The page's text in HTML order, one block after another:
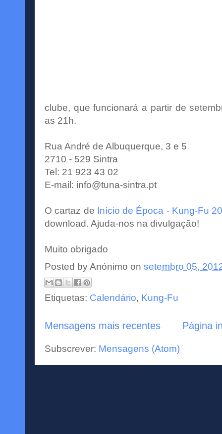
clube, que funcionará a partir de
as 21h.
Rua André de Albuquerque, 3 e 5
2710 - 529 Sintra
Tel: 21 923 43 02
E-mail: info@tuna-sintra.pt
O cartaz de Início de Época - Kung-Fu
download. Ajuda-nos na divulgação!
Muito obrigado
Posted byAnónimo on setembro 05,
Etiquetas: Calendário, Kung-Fu
Mensagens mais recentes Página
Subscrever: Mensagens (Atom)